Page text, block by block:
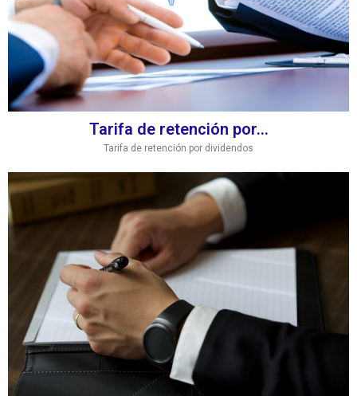
Tarifa de retención por...
Tarifa de retención por dividendos